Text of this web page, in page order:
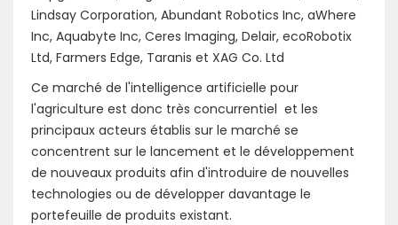
Lindsay Corporation, Abundant Robotics Inc, aWhere
Inc, Aquabyte Inc, Ceres Imaging, Delair, ecoRobotix
Ltd, Farmers Edge, Taranis et XAG Co. Ltd
Ce marché de l'intelligence artificielle pour
l'agriculture est donc très concurrentiel et les
principaux acteurs établis sur le marché se
concentrent sur le lancement et le développement
de nouveaux produits afin d'introduire de nouvelles
technologies ou de développer davantage le
portefeuille de produits existant.